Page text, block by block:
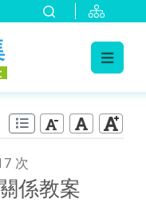
次
係教案